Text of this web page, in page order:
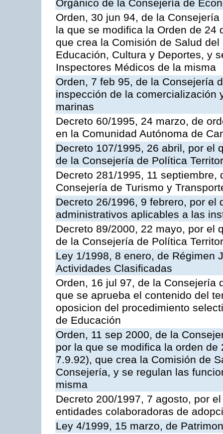
Orgánico de la Consejería de
Orden, 30 jun 94, de la
la que se modifica la Orden de 24
que crea la Comisión de Salud
Educación, Cultura y Deportes, y
Inspectores Médicos de la misma
Orden, 7 feb 95, de la Consejería
inspección de la comercialización
marinas
Decreto 60/1995, 24 marzo, de
en la Comunidad Autónoma de
Decreto 107/1995, 26 abril, por el
de la Consejería de Política
Decreto 281/1995, 11
Consejería de Turismo y
Decreto 26/1996, 9 febrero, por
administrativos aplicables a las
Decreto 89/2000, 22 mayo, por el
de la Consejería de Política
Ley 1/1998, 8 enero, de Régimen
Actividades Clasificadas
Orden, 16 jul 97, de la Consejería
que se aprueba el contenido del
oposicion del procedimiento
de Educación
Orden, 11 sep 2000, de la
por la que se modifica la orden
7.9.92), que crea la Comisión de
Consejería, y se regulan las
misma
Decreto 200/1997, 7 agosto, por
entidades colaboradoras de
Ley 4/1999, 15 marzo, de